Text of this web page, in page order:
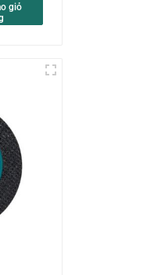
giỏ